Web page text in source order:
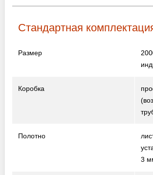
+7 (495) 767-19-
Закажите звонок
и вся
info@protivopozharnie-
Стандартная
Размер
Коробка
Полотно
3